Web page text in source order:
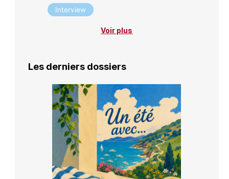
Interview
Voir plus
Les derniers dossiers